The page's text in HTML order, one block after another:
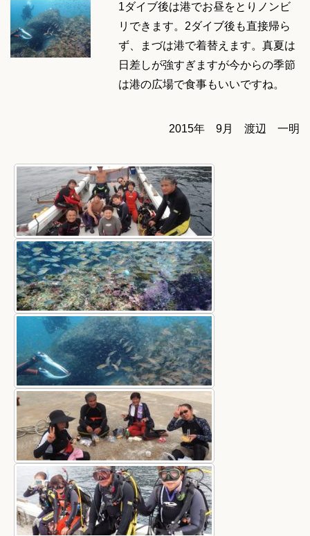
1ダイブ後は港でお昼をとりノンビ
リできます。2ダイブ後も直接帰ら
ず、まづは港で着替えます。真夏は
日差しが強すぎますが今からの季節
は港の広場で食事もいいですね。
2015年 9月 渡辺 一明